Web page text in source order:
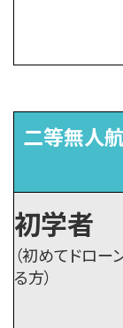
二等無人
初学者
（初めてドロー
る方）